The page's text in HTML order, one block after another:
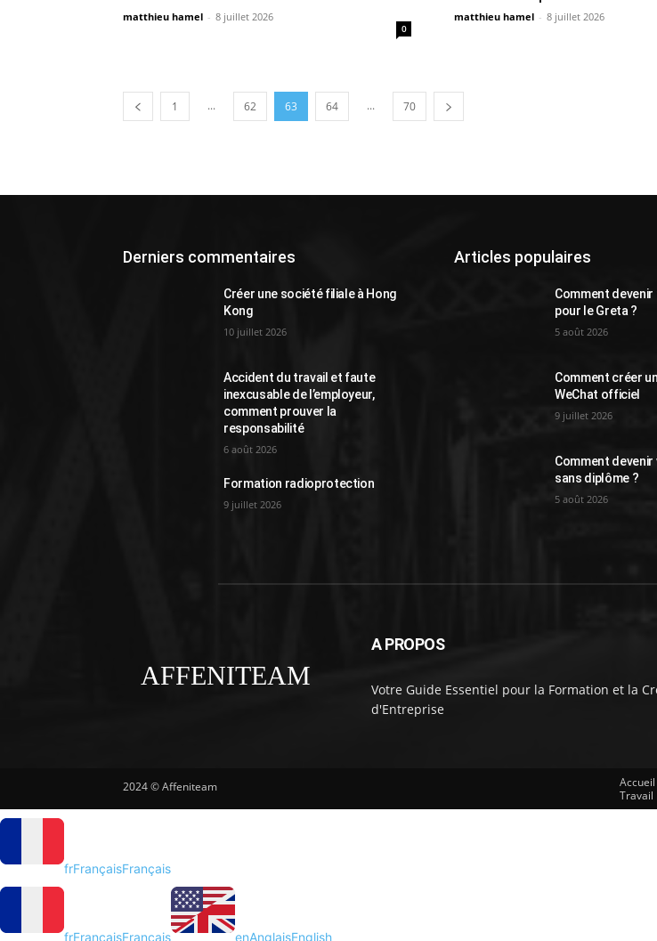
matthieu hamel - 8 juillet 2026
0
matthieu hamel - 8 juillet 2026
1 ... 62 63 64 ... 70
Derniers commentaires
Créer une société filiale à Hong
Kong
10 juillet 2026
Accident du travail et faute
inexcusable de l’employeur,
comment prouver la
responsabilité
6 août 2026
Formation radioprotection
9 juillet 2026
Articles populaires
Comment
pour le Greta ?
5 août 2026
Comment créer
WeChat officiel
9 juillet 2026
Comment devenir
sans diplôme ?
5 août 2026
AFFENITEAM
A PROPOS
Votre Guide Essentiel pour la Formation et la
d'Entreprise
2024 © Affeniteam Accueil
Travail
frFrançaisFrançais
frFrançaisFrançais enAnglaisEnglish